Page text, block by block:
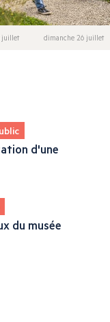
juillet dimanche 26 juillet
d'une
du musée